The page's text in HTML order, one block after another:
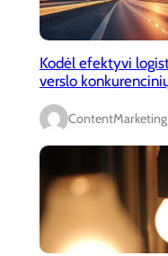
Kodėl efektyvi
verslo
ContentMarketing